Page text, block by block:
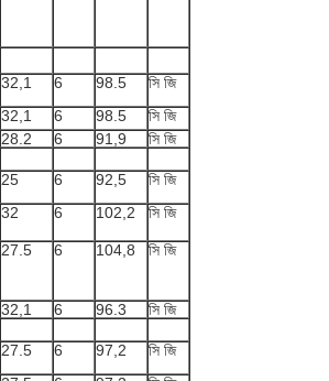
32,1 6 98.5
সি জি
32,1 6 98.5
সি জি
28.2 6 91,9 সি জি
25 6 92,5
সি জি
32 6 102,2 সি জি
27.5 6 104,8 সি জি
32,1 6 96.3 সি জি
27.5 6 97,2
সি জি